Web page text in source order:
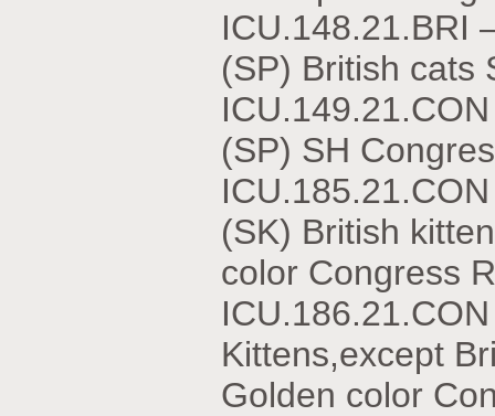
ICU.148.21.BRI
(SP) British cats
(SP) SH
(SK) British
color Congress
Kittens,except
Golden color